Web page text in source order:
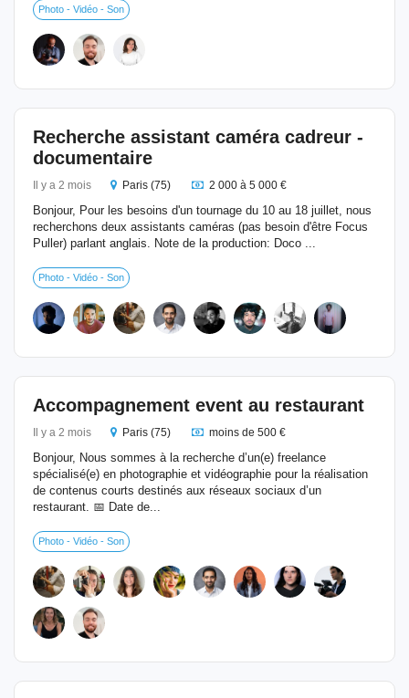
Photo - Vidéo - Son
Recherche assistant caméra cadreur -
documentaire
Il y a 2 mois Paris (75) 2 000 à 5 000 €
Bonjour, Pour les besoins d'un tournage du 10 au 18 juillet, nous
recherchons deux assistants caméras (pas besoin d'être Focus
Puller) parlant anglais. Note de la production: Doco ...
Photo - Vidéo - Son
Accompagnement event au restaurant
Il y a 2 mois Paris (75) moins de 500 €
Bonjour, Nous sommes à la recherche d’un(e) freelance
spécialisé(e) en photographie et vidéographie pour la réalisation
de contenus courts destinés aux réseaux sociaux d’un
restaurant. 📅 Date de...
Photo - Vidéo - Son